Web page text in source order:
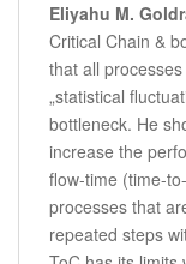
Eliyahu M.
Critical Chain &
that all
„statistical
bottleneck. He
increase the
flow-time (time-
processes that
repeated steps